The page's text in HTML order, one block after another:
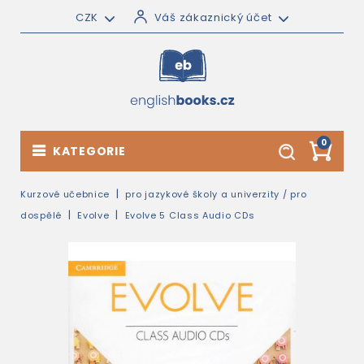
CZK Váš zákaznický účet
0
KATEGORIE
Kurzové učebnice
pro jazykové školy a univerzity / pro
dospělé
Evolve Evolve 5 Class Audio CDs